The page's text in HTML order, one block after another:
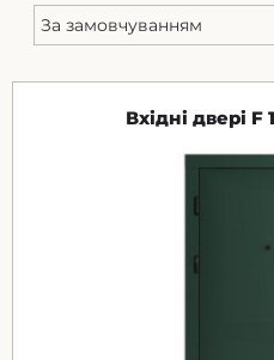
Вхідні двері F